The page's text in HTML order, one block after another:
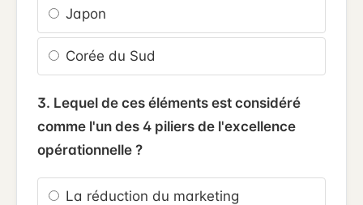
Japon
Corée du Sud
3. Lequel de ces éléments est considéré
comme l'un des 4 piliers de l'excellence
opérationnelle ?
La réduction du marketing